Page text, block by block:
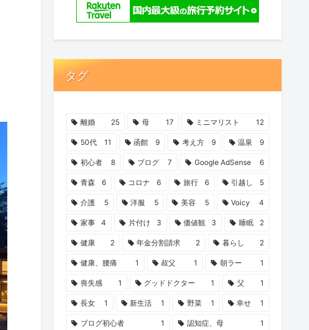
タグ
離婚 25 母 17 ミニマリスト 12
50代 11 函館 9 考え方 9 温泉 9
初心者 8 ブログ 7 Google AdSense 6
青森 6 コロナ 6 旅行 6 引越し 5
介護 5 洋服 5 美容 5 Voicy 4
家事 4 片付け 3 価値観 3 睡眠 2
健康 2 年金分割請求 2 暮らし 2
健康、腰痛 1 叔父 1 朝ラー 1
喪失感 1 グッドドクター 1 父 1
長女 1 新生活 1 野菜 1 幸せ 1
ブログ初心者 1 認知症、母 1